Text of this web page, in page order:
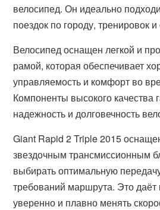
велосипед. Он идеально
поездок по городу, тренировок
Велосипед оснащен легкой и
рамой, которая обеспечивает
управляемость и комфорт во
Компоненты высокого качества
надежность и долговечность
Giant Rapid 2 Triple 2015
звездочным трансмиссионным
выбирать оптимальную
требований маршрута. Это даёт
уверенно и плавно менять